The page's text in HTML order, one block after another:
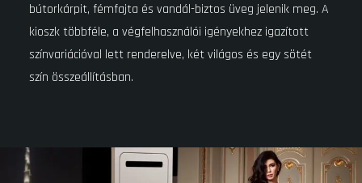
bútorkárpit, fémfajta és vandál-biztos üveg jelenik meg. A
kioszk többféle, a végfelhasználói igényekhez igazított
színvariációval lett renderelve, két világos és egy sötét
szín összeállításban.